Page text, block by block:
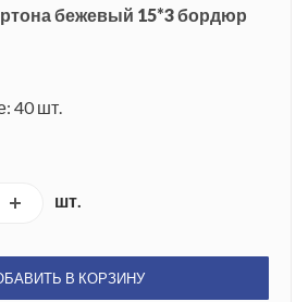
бежевый 15*3 бордюр
40 шт.
шт.
В КОРЗИНУ